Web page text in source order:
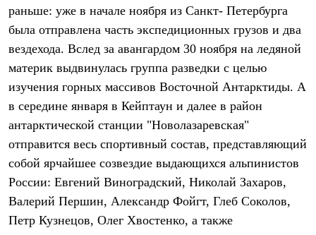
Куртки
Брюки
Жилеты
Утепленная синтетикой
Брюки
Штормовая одежда
Софтшелл одежда
Куртки
Брюки
Лёгкая одежда
Рубашки
Футболки
Толстовки
Брюки
Термобелье
раньше: уже в начале ноября из Санкт- Петербурга
была отправлена часть экспедиционных грузов и два
вездехода. Вслед за авангардом 30 ноября на ледяной
материк выдвинулась группа разведки с целью
изучения горных массивов Восточной Антарктиды. А
в середине января в Кейптаун и далее в район
антарктической станции "Новолазаревская"
отправится весь спортивный состав, представляющий
собой ярчайшее созвездие выдающихся альпинистов
России: Евгений Виноградский, Николай Захаров,
Валерий Першин, Александр Фойгт, Глеб Соколов,
Петр Кузнецов, Олег Хвостенко, а также